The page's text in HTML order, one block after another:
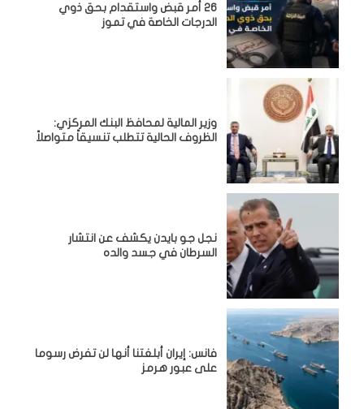
26 أمر قبض واستقدام بحق ذوي
الدرجات الخاصة في تموز
وزير المالية لمحافظ البنك المركزي:
الظروف الحالية تتطلب تنسيقاً متواصلاً
نجل جو بايدن يكشف عن انتشار
السرطان في جسد والده
فانس: إيران أبلغتنا أنها لن تفرض رسوما
على عبور هرمز